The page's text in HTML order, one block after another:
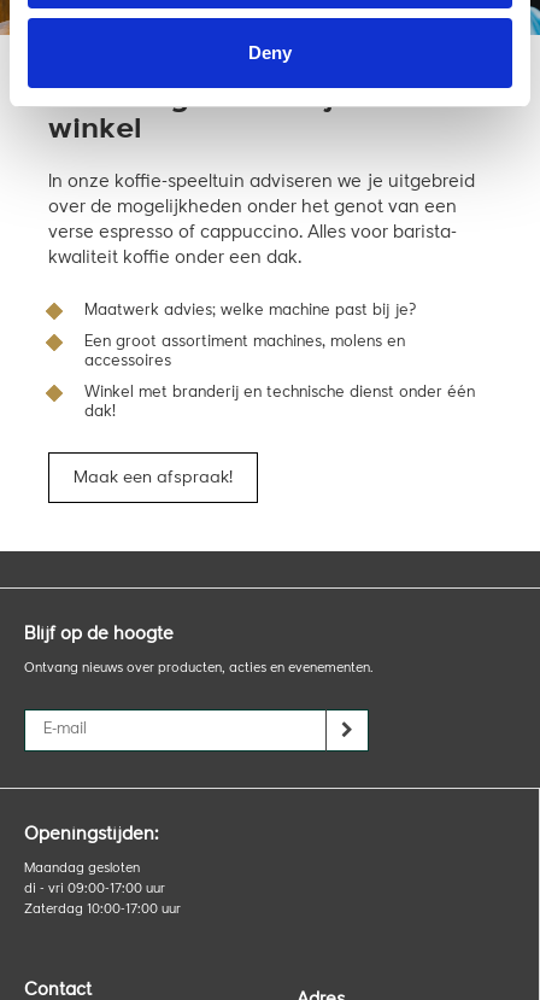
Deny
winkel
In onze koffie-speeltuin adviseren we je uitgebreid
over de mogelijkheden onder het genot van een
verse espresso of cappuccino. Alles voor barista-
kwaliteit koffie onder een dak.
Maatwerk advies; welke machine past bij je?
Een groot assortiment machines, molens en
accessoires
Winkel met branderij en technische dienst onder één
dak!
Maak een afspraak!
Openingstijden:
Maandag gesloten
di - vri 09:00-17:00 uur
Zaterdag 10:00-17:00 uur
Contact
Blijf op de hoogte
Ontvang nieuws over producten, acties en evenementen.